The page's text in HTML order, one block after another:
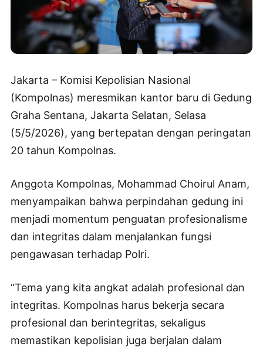
Jakarta – Komisi Kepolisian Nasional
(Kompolnas) meresmikan kantor baru di Gedung
Graha Sentana, Jakarta Selatan, Selasa
(5/5/2026), yang bertepatan dengan peringatan
20 tahun Kompolnas.
Anggota Kompolnas, Mohammad Choirul Anam,
menyampaikan bahwa perpindahan gedung ini
menjadi momentum penguatan profesionalisme
dan integritas dalam menjalankan fungsi
pengawasan terhadap Polri.
“Tema yang kita angkat adalah profesional dan
integritas. Kompolnas harus bekerja secara
profesional dan berintegritas, sekaligus
memastikan kepolisian juga berjalan dalam